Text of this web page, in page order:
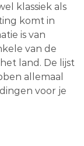
klassiek als
komt in
is van
van de
land. De lijst
allemaal
voor je